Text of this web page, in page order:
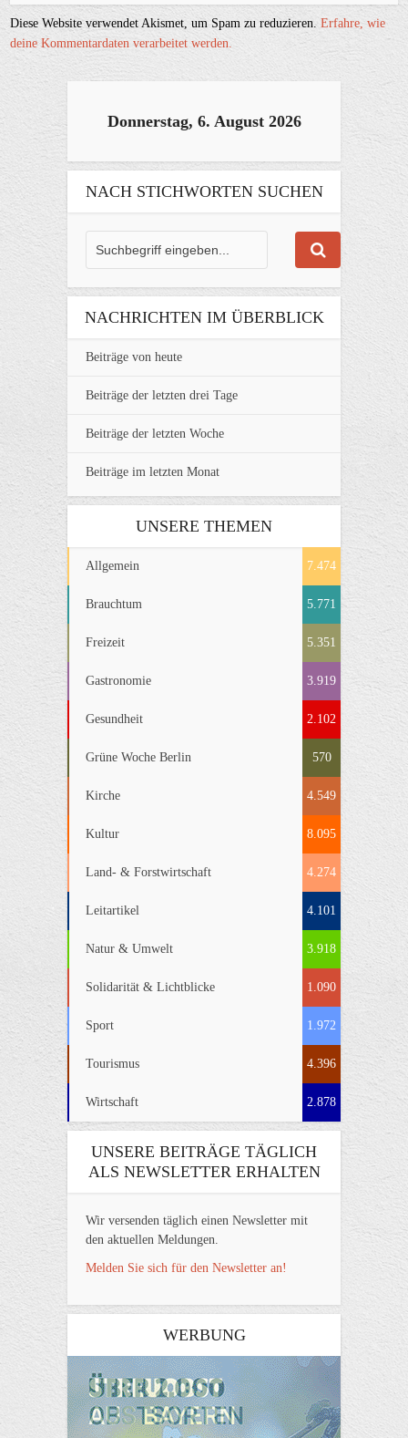
Diese Website verwendet Akismet, um Spam zu reduzieren.Erfahre, wie
deine Kommentardaten verarbeitet werden.
Donnerstag, 6. August 2026
NACH STICHWORTEN SUCHEN
NACHRICHTEN IM ÜBERBLICK
Beiträge von heute
Beiträge der letzten drei Tage
Beiträge der letzten Woche
Beiträge im letzten Monat
UNSERE THEMEN
Allgemein 7.474
Brauchtum 5.771
Freizeit 5.351
Gastronomie 3.919
Gesundheit 2.102
Grüne Woche Berlin 570
Kirche 4.549
Kultur 8.095
Land- & Forstwirtschaft 4.274
Leitartikel 4.101
Natur & Umwelt 3.918
Solidarität & Lichtblicke 1.090
Sport 1.972
Tourismus 4.396
Wirtschaft 2.878
UNSERE BEITRÄGE TÄGLICH
ALS NEWSLETTER ERHALTEN
Wir versenden täglich einen Newsletter mit
den aktuellen Meldungen.
Melden Sie sich für den Newsletter an!
WERBUNG